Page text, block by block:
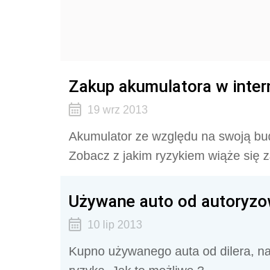
Zakup akumulatora w
19 wrz 2013
Akumulator ze względu na swoją
Zobacz z jakim ryzykiem wiąże się
Używane auto od
10 lip 2013
Kupno używanego auta od dilera,